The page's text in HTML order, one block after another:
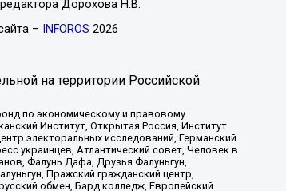
Дорохова Н.В.
– INFOROS 2026
на территории Российской
по экономическому и правовому
Институт, Открытая Россия, Институт
электоральных исследований, Германский
украинцев, Атлантический совет, Человек в
Фалунь Дафа, Друзья Фалуньгун,
Пражский гражданский центр,
обмен, Бард колледж, Европейский